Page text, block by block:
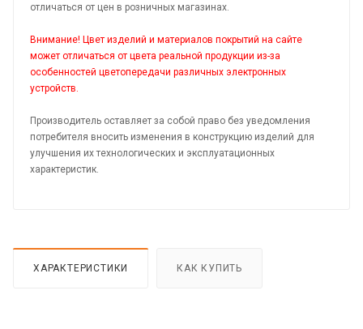
отличаться от цен в розничных магазинах.
Внимание! Цвет изделий и материалов покрытий на сайте
может отличаться от цвета реальной продукции из-за
особенностей цветопередачи различных электронных
устройств.
Производитель оставляет за собой право без уведомления
потребителя вносить изменения в конструкцию изделий для
улучшения их технологических и эксплуатационных
характеристик.
ХАРАКТЕРИСТИКИ КАК КУПИТЬ